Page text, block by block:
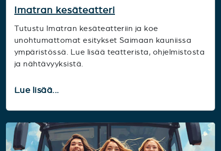
Imatran kesäteatteri
Tutustu Imatran kesäteatteriin ja koe
unohtumattomat esitykset Saimaan kauniissa
ympäristössä. Lue lisää teatterista, ohjelmistosta
ja nähtävyyksistä.
Lue lisää...